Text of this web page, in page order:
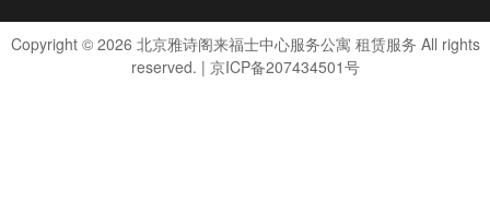
Copyright © 2026 北京雅诗阁来福士中心服务公寓 租赁服务 All rights
reserved. | 京ICP备207434501号